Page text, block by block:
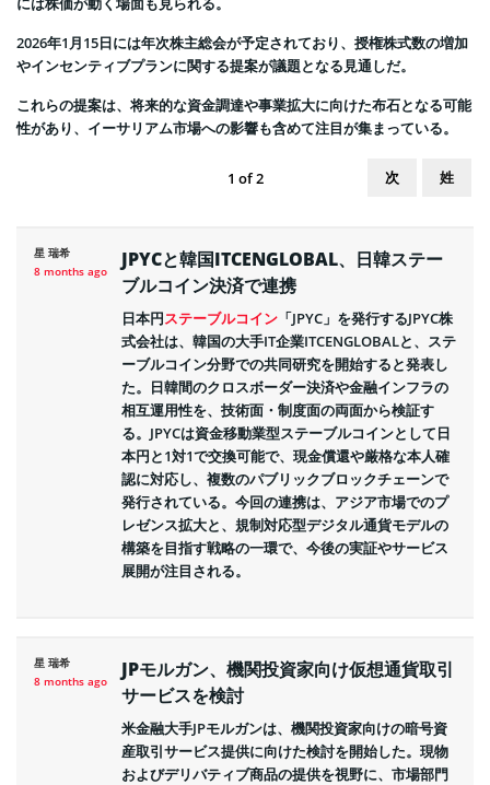
2026年1月15日には年次株主総会が予定されており、授権株式数の増加
やインセンティブプランに関する提案が議題となる見通しだ。
これらの提案は、将来的な資金調達や事業拡大に向けた布石となる可能
性があり、イーサリアム市場への影響も含めて注目が集まっている。
1 of2 次 姓
星 瑞希
8 months ago
JPYCと韓国ITCENGLOBAL、日韓ステー
ブルコイン決済で連携
日本円ステーブルコイン 「JPYC」を発行するJPYC株
式会社は、韓国の大手IT企業ITCENGLOBALと、ステ
ーブルコイン分野での共同研究を開始すると発表し
た。日韓間のクロスボーダー決済や金融インフラの
相互運用性を、技術面・制度面の両面から検証す
る。JPYCは資金移動業型ステーブルコインとして日
本円と1対1で交換可能で、現金償還や厳格な本人確
認に対応し、複数のパブリックブロックチェーンで
発行されている。今回の連携は、アジア市場でのプ
レゼンス拡大と、規制対応型デジタル通貨モデルの
構築を目指す戦略の一環で、今後の実証やサービス
展開が注目される。
星 瑞希
8 months ago
JPモルガン、機関投資家向け仮想通貨取引
サービスを検討
米金融大手JPモルガンは、機関投資家向けの暗号資
産取引サービス提供に向けた検討を開始した。現物
およびデリバティブ商品の提供を視野に、市場部門